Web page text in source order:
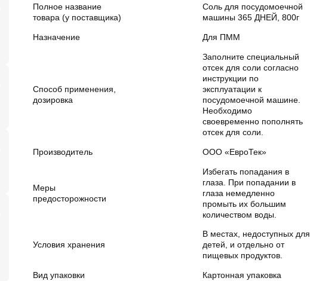
Полное название
товара (у поставщика)
Соль для посудомоечной
машины 365 ДНЕЙ, 800г
Назначение Для ПММ
Способ применения,
дозировка
Заполните специальный
отсек для соли согласно
инструкции по
эксплуатации к
посудомоечной машине.
Необходимо
своевременно пополнять
отсек для соли.
Производитель ООО «ЕвроТек»
Меры
предосторожности
Избегать попадания в
глаза. При попадании в
глаза немедленно
промыть их большим
количеством воды.
Условия хранения
В местах, недоступных для
детей, и отдельно от
пищевых продуктов.
Вид упаковки Картонная упаковка